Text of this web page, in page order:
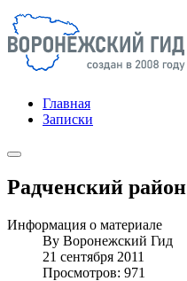
Главная
Записки
Радченский район
Информация о материале
By Воронежский Гид
21 сентября 2011
Просмотров: 971